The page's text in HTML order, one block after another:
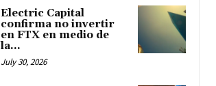
Electric Capital
confirma no invertir
en FTX en medio de
la...
July 30, 2026